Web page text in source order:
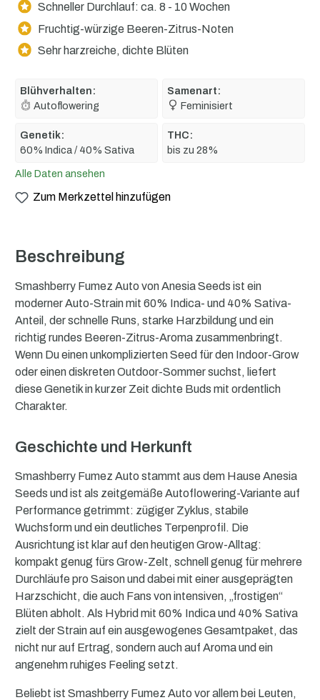
Schneller Durchlauf: ca. 8 - 10 Wochen
Fruchtig-würzige Beeren-Zitrus-Noten
Sehr harzreiche, dichte Blüten
Blühverhalten:
Autoflowering
Samenart:
Feminisiert
Genetik:
60% Indica / 40% Sativa
THC:
bis zu 28%
Alle Daten ansehen
Zum Merkzettel hinzufügen
Beschreibung
Smashberry Fumez Auto von Anesia Seeds ist ein
moderner Auto-Strain mit 60% Indica- und 40% Sativa-
Anteil, der schnelle Runs, starke Harzbildung und ein
richtig rundes Beeren-Zitrus-Aroma zusammenbringt.
Wenn Du einen unkomplizierten Seed für den Indoor-Grow
oder einen diskreten Outdoor-Sommer suchst, liefert
diese Genetik in kurzer Zeit dichte Buds mit ordentlich
Charakter.
Geschichte und Herkunft
Smashberry Fumez Auto stammt aus dem Hause Anesia
Seeds und ist als zeitgemäße Autoflowering-Variante auf
Performance getrimmt: zügiger Zyklus, stabile
Wuchsform und ein deutliches Terpenprofil. Die
Ausrichtung ist klar auf den heutigen Grow-Alltag:
kompakt genug fürs Grow-Zelt, schnell genug für mehrere
Durchläufe pro Saison und dabei mit einer ausgeprägten
Harzschicht, die auch Fans von intensiven, „frostigen“
Blüten abholt. Als Hybrid mit 60% Indica und 40% Sativa
zielt der Strain auf ein ausgewogenes Gesamtpaket, das
nicht nur auf Ertrag, sondern auch auf Aroma und ein
angenehm ruhiges Feeling setzt.
Beliebt ist Smashberry Fumez Auto vor allem bei Leuten,